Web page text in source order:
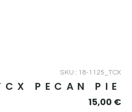
SKU : 18-1125_TCX
PECAN PIE
15,00 €